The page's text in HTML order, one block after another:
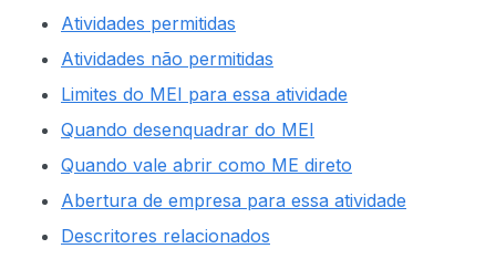
Atividades permitidas
Atividades não permitidas
Limites do MEI para essa atividade
Quando desenquadrar do MEI
Quando vale abrir como ME direto
Abertura de empresa para essa atividade
Descritores relacionados